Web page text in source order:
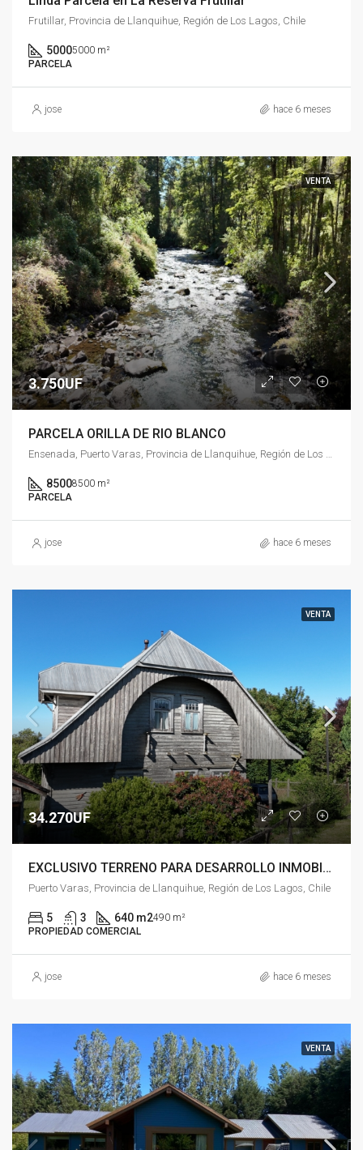
Frutillar, Provincia de Llanquihue, Región de Los Lagos, Chile
50005000 m²
PARCELA
jose hace 6 meses
VENTA
3.750UF
PARCELA ORILLA DE RIO BLANCO
Ensenada, Puerto Varas, Provincia de Llanquihue, Región de Los Lagos, Chile
85008500 m²
PARCELA
jose hace 6 meses
VENTA
34.270UF
EXCLUSIVO TERRENO PARA DESARROLLO INMOBILIARIO
Puerto Varas, Provincia de Llanquihue, Región de Los Lagos, Chile
5 3 640 m2490 m²
PROPIEDAD COMERCIAL
jose hace 6 meses
VENTA